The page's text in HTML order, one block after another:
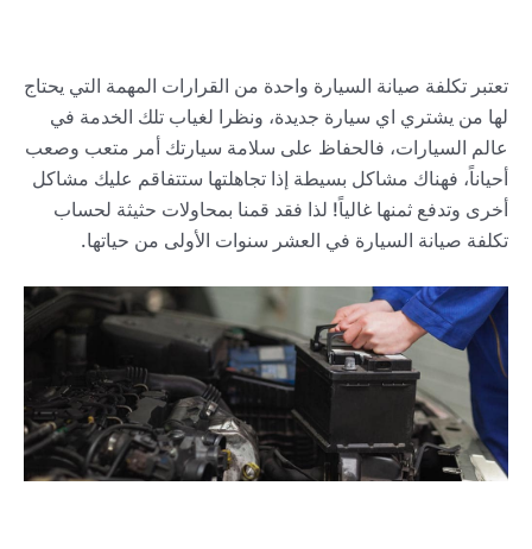
تعتبر تكلفة صيانة السيارة واحدة من القرارات المهمة التي يحتاج
لها من يشتري اي سيارة جديدة، ونظرا لغياب تلك الخدمة في
عالم السيارات، فالحفاظ على سلامة سيارتك أمر متعب وصعب
أحياناً، فهناك مشاكل بسيطة إذا تجاهلتها ستتفاقم عليك مشاكل
أخرى وتدفع ثمنها غالياً! لذا فقد قمنا بمحاولات حثيثة لحساب
تكلفة صيانة السيارة في العشر سنوات الأولى من حياتها.